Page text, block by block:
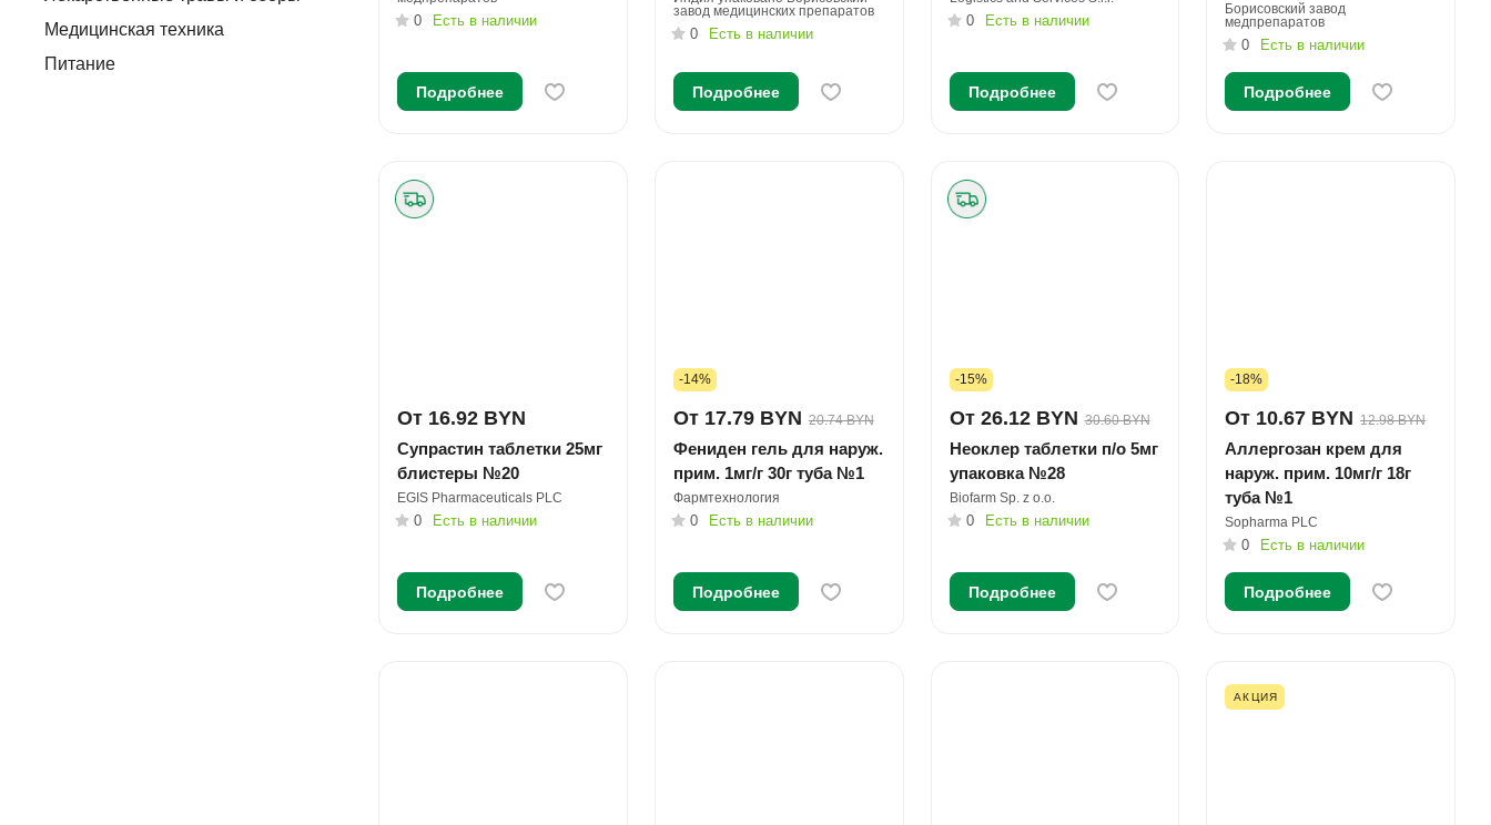
0 Есть в наличии
Подробнее
завод медицинских препаратов
0 Есть в наличии
Подробнее
0 Есть в наличии
Подробнее
Борисовский завод
медпрепаратов
0 Есть в наличии
Подробнее
От 16.92 BYN
Супрастин таблетки 25мг
блистеры №20
EGIS Pharmaceuticals PLC
0 Есть в наличии
Подробнее
-14%
От 17.79 BYN 20.74 BYN
Фениден гель для наруж.
прим. 1мг/г 30г туба №1
Фармтехнология
0 Есть в наличии
Подробнее
-15%
От 26.12 BYN 30.60 BYN
Неоклер таблетки п/о 5мг
упаковка №28
Biofarm Sp. z o.o.
0 Есть в наличии
Подробнее
-18%
От 10.67 BYN 12.98 BYN
Аллергозан крем для
наруж. прим. 10мг/г 18г
туба №1
Sopharma PLC
0 Есть в наличии
Подробнее
АКЦИЯ
Медицинская техника
Питание